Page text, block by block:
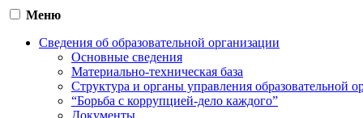
Меню
Сведения об образовательной организации
Основные сведения
Материально-техническая база
Структура и органы управления образовательной
“Борьба с коррупцией-дело каждого”
Документы